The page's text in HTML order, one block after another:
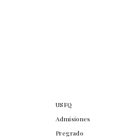
USFQ
Admisiones
Pregrado